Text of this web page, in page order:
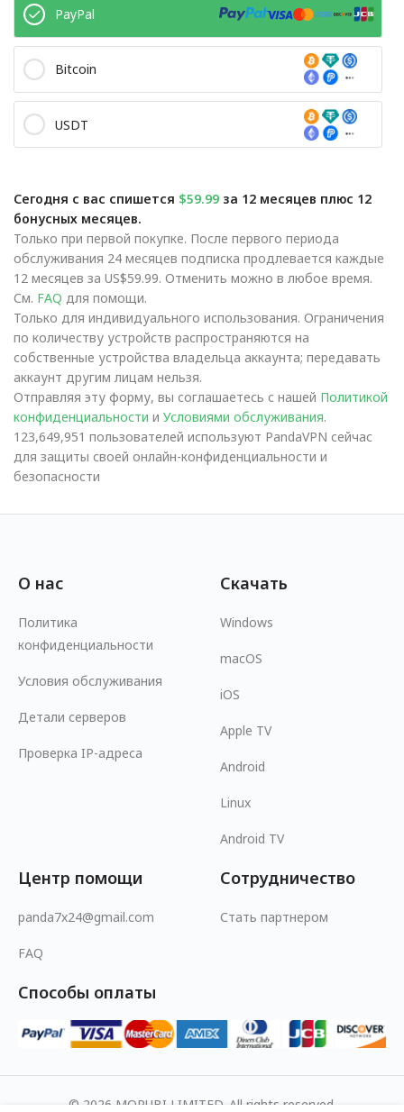
PayPal
Bitcoin
USDT
Сегодня с вас спишется $59.99 за 12 месяцев плюс 12
бонусных месяцев.
Только при первой покупке. После первого периода
обслуживания 24 месяцев подписка продлевается каждые
12 месяцев за US$59.99. Отменить можно в любое время.
См. FAQ для помощи.
Только для индивидуального использования. Ограничения
по количеству устройств распространяются на
собственные устройства владельца аккаунта; передавать
аккаунт другим лицам нельзя.
Отправляя эту форму, вы соглашаетесь с нашей Политикой
конфиденциальности и Условиями обслуживания.
123,649,951 пользователей используют PandaVPN сейчас
для защиты своей онлайн-конфиденциальности и
безопасности
О нас
Политика
конфиденциальности
Условия обслуживания
Детали серверов
Проверка IP-адреса
Скачать
Windows
macOS
iOS
Apple TV
Android
Linux
Android TV
Центр помощи
panda7x24@gmail.com
FAQ
Сотрудничество
Стать партнером
Способы оплаты
© 2026 MOPUBI LIMITED. All rights reserved.